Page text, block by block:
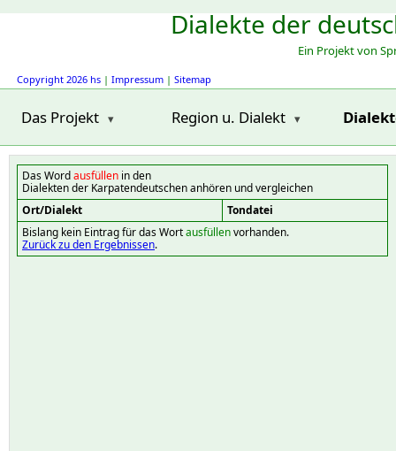
Dialekte der
Ein Projekt von
Copyright 2026 hs | Impressum | Sitemap
Das Projekt Region u. Dialekt
Das Wordausfüllen in den
Dialekten der Karpatendeutschen anhören und vergleichen
Ort/Dialekt
Tondatei
Bislang kein Eintrag für das Wortausfüllenvorhanden.
Zurück zu den Ergebnissen.